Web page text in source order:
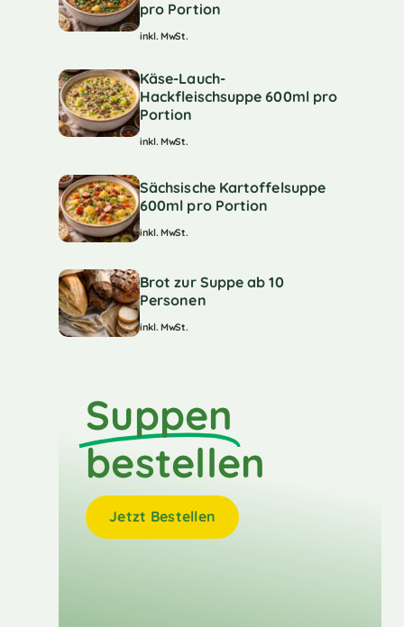
pro Portion
inkl. MwSt.
Käse-Lauch-
Hackfleischsuppe 600ml pro
Portion
inkl. MwSt.
Sächsische Kartoffelsuppe
600ml pro Portion
inkl. MwSt.
Brot zur Suppe ab 10
Personen
inkl. MwSt.
Suppen
bestellen
Jetzt Bestellen